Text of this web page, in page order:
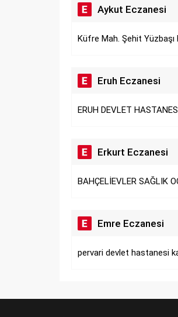
Aykut Eczanesi
Küfre Mah. Şehit Yüzbaşı
Eruh Eczanesi
ERUH DEVLET
Erkurt Eczanesi
BAHÇELİEVLER SAĞLIK
Emre Eczanesi
pervari devlet hastanesi